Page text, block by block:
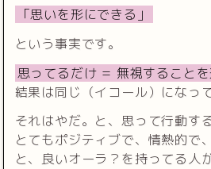
「思いを形にできる」
という事実です。
思ってるだけ = 無視すること
結果は同じ（イコール）になっ
それはやだ。と、思って行動す
とてもポジティブで、情熱的で
と、良いオーラ？を持ってる人